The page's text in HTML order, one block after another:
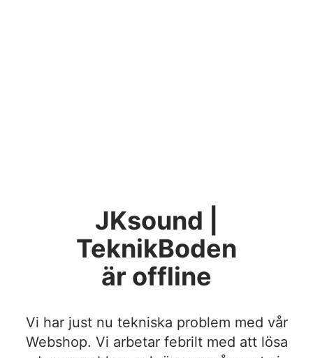
JKsound |
TeknikBoden
är offline
Vi har just nu tekniska problem med vår
Webshop. Vi arbetar febrilt med att lösa